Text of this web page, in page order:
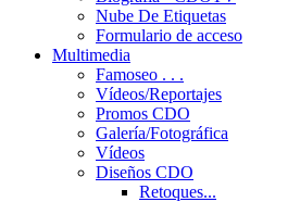
Nube De Etiquetas
Formulario de acceso
Multimedia
Famoseo . . .
Vídeos/Reportajes
Promos CDO
Galería/Fotográfica
Vídeos
Diseños CDO
Retoques...